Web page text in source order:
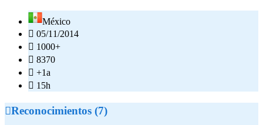
México
 05/11/2014
 1000+
 8370
 +1a
 15h
Reconocimientos (7)